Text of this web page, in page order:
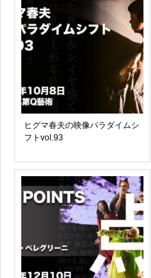
ヒグマ春夫の映像パラダイムシ
フトvol.93